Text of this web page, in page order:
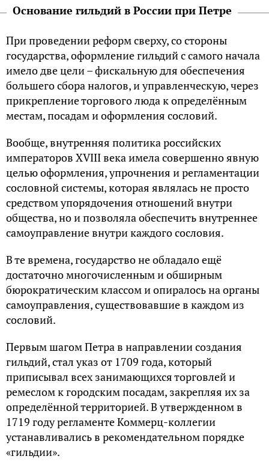
Основание гильдий в России при Петре
При проведении реформ сверху, со стороны
государства, оформление гильдий с самого начала
имело две цели – фискальную для обеспечения
большего сбора налогов, и управленческую, через
прикрепление торгового люда к определённым
местам, посадам и оформления сословий.
Вообще, внутренняя политика российских
императоров XVIII века имела совершенно явную
целью оформления, упрочнения и регламентации
сословной системы, которая являлась не просто
средством упорядочения отношений внутри
общества, но и позволяла обеспечить внутреннее
самоуправление внутри каждого сословия.
В те времена, государство не обладало ещё
достаточно многочисленным и обширным
бюрократическим классом и опиралось на органы
самоуправления, существовавшие в каждом из
сословий.
Первым шагом Петра в направлении создания
гильдий, стал указ от 1709 года, который
приписывал всех занимающихся торговлей и
ремеслом к городским посадам, закрепляя их за
определённой территорией. В утвержденном в
1719 году регламенте Коммерц-коллегии
устанавливались в рекомендательном порядке
«гильдии».